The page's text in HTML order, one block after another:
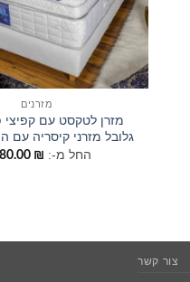
מזרנים
מזרן לטקסט עם קפיצי
גלובל מזרני קיסריה עם
החל מ-: ₪
צור קשר